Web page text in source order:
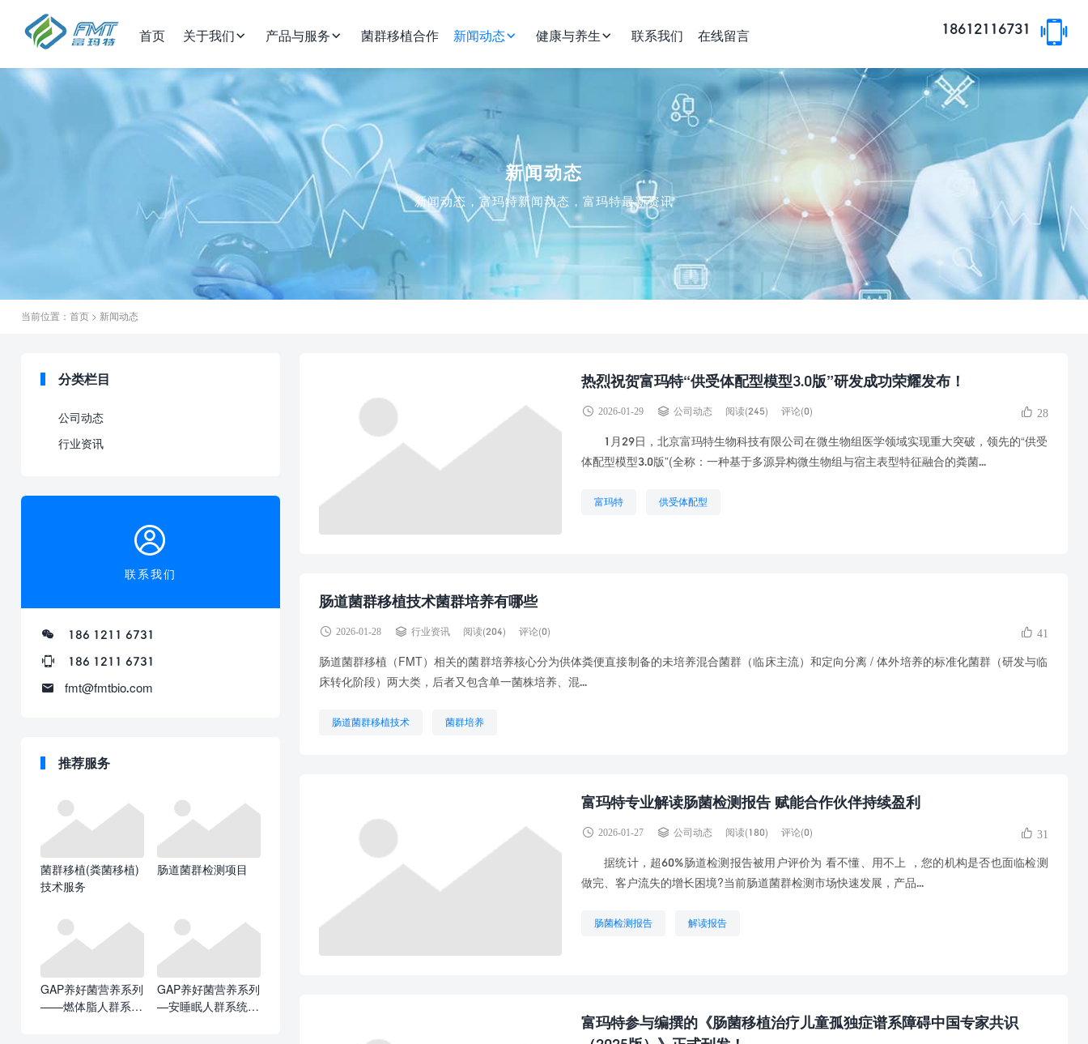
18612116731
首页 关于我们 产品与服务 菌群移植合作 新闻动态 健康与养生 联系我们 在线留言
新闻动态
新闻动态，富玛特新闻动态，富玛特最新资讯
当前位置： 首页> 新闻动态
热烈祝贺富玛特“供受体配型模型3.0版”研发成功荣耀发布！
2026-01-29 公司动态 阅读(245) 评论(0) 28
1月29日，北京富玛特生物科技有限公司在微生物组医学领域实现重大突破，领先的“供受
体配型模型3.0版”(全称：一种基于多源异构微生物组与宿主表型特征融合的粪菌...
富玛特 供受体配型
肠道菌群移植技术菌群培养有哪些
2026-01-28 行业资讯 阅读(204) 评论(0) 41
肠道菌群移植（FMT）相关的菌群培养核心分为供体粪便直接制备的未培养混合菌群（临床主流）和定向分离 / 体外培养的标准化菌群（研发与临
床转化阶段）两大类，后者又包含单一菌株培养、混...
肠道菌群移植技术 菌群培养
富玛特专业解读肠菌检测报告 赋能合作伙伴持续盈利
2026-01-27 公司动态 阅读(180) 评论(0) 31
据统计，超60%肠道检测报告被用户评价为 看不懂、用不上 ，您的机构是否也面临检测
做完、客户流失的增长困境?当前肠道菌群检测市场快速发展，产品...
肠菌检测报告 解读报告
富玛特参与编撰的《肠菌移植治疗儿童孤独症谱系障碍中国专家共识
分类栏目
公司动态
行业资讯
联系我们
186 1211 6731
186 1211 6731
fmt@fmtbio.com
推荐服务
菌群移植(粪菌移植)
技术服务
肠道菌群检测项目
GAP养好菌营养系列
——燃体脂人群系统
GAP养好菌营养系列
—安睡眠人群系统解